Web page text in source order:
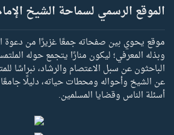
الموقع الرسمي لسماحة الشيخ
موقع يحوي بين صفحاته جمعًا غزيرًا من دعوة
وبذله المعرفي؛ ليكون منارًا يتجمع حوله
الباحثون عن سبل الاعتصام والرشاد، نبراسًا
عن الشيخ وأحواله ومحطات حياته، دليلًا جامعًا
أسئلة الناس وقضايا المسلمين.